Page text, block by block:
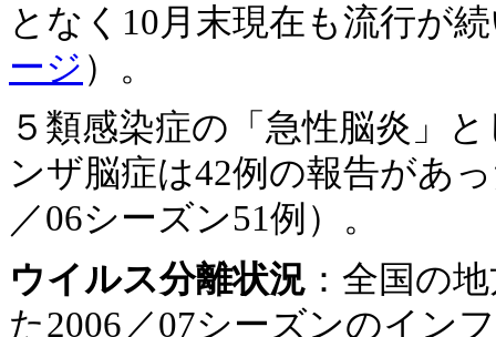
となく10月末現在も流行が
ージ ）。
５類感染症の「急性脳炎」
ンザ脳症は42例の報告があ
／06シーズン51例）。
ウイルス分離状況 ：全国の
た2006／07シーズンのイン